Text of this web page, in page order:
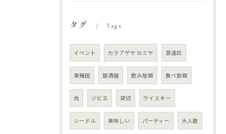
タグ Tags
イベント カラアゲヤ カミヤ 浪速区
東梅田 居酒屋 飲み放題 食べ放題
肉 ジビエ 貸切 ウイスキー
シードル 美味しい パーティー 大人数